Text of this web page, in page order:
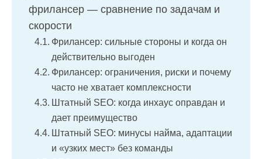
фрилансер — сравнение по задачам и
скорости
Фрилансер: сильные стороны и когда он
действительно выгоден
Фрилансер: ограничения, риски и почему
часто не хватает комплексности
Штатный SEO: когда инхаус оправдан и
дает преимущество
Штатный SEO: минусы найма, адаптации
и «узких мест» без команды